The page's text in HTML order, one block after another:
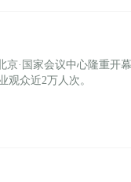
京·国家会议中心隆重开
观众近2万人次。